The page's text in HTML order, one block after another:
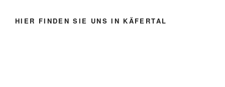
HIER FINDEN SIE UNS IN KÄFERTAL